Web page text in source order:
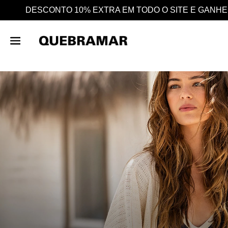
SITE E GANHE AINDA 25% EM CASHBACK EM TODAS